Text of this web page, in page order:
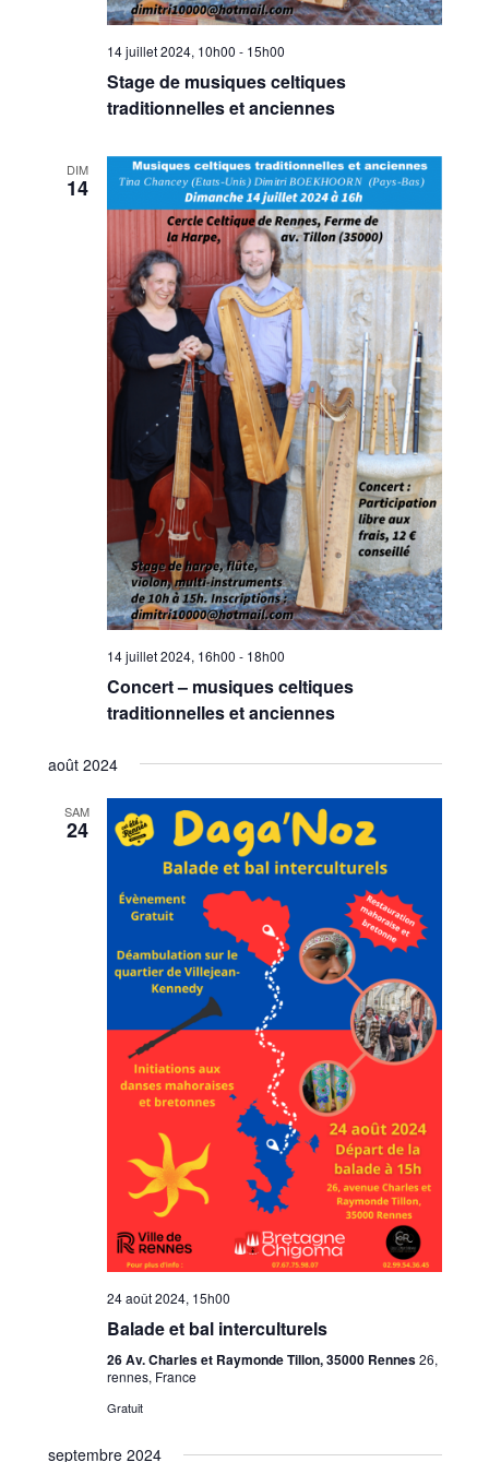
14 juillet 2024, 10h00 - 15h00
Stage de musiques celtiques
traditionnelles et anciennes
DIM
14
14 juillet 2024, 16h00 - 18h00
Concert – musiques celtiques
traditionnelles et anciennes
août 2024
SAM
24
24 août 2024, 15h00
Balade et bal interculturels
26 Av. Charles et Raymonde Tillon, 35000 Rennes26,
rennes, France
Gratuit
septembre 2024